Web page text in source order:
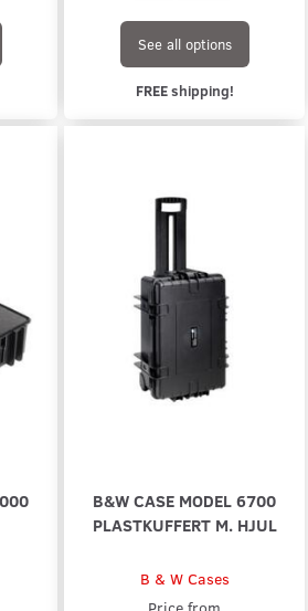
See all options
FREE shipping!
B&W CASE MODEL 6700
PLASTKUFFERT M. HJUL
B & W Cases
Price from